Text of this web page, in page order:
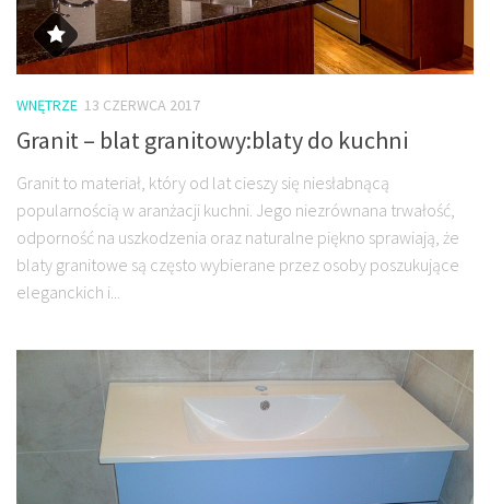
WNĘTRZE 13 CZERWCA 2017
Granit – blat granitowy:blaty do kuchni
Granit to materiał, który od lat cieszy się niesłabnącą
popularnością w aranżacji kuchni. Jego niezrównana trwałość,
odporność na uszkodzenia oraz naturalne piękno sprawiają, że
blaty granitowe są często wybierane przez osoby poszukujące
eleganckich i...